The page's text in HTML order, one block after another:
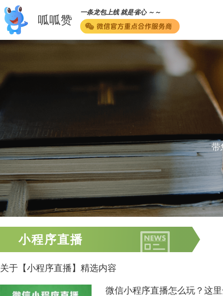
呱呱赞
一条龙包上线 就是省心 ～～
带
小程序直播
关于【小程序直播】精选内容
微信小程序直播怎么玩？这